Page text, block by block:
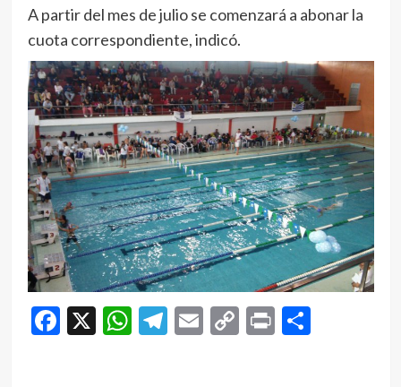
A partir del mes de julio se comenzará a abonar la
cuota correspondiente, indicó.
Facebook
X WhatsApp
Telegram
EmailCopy
Print